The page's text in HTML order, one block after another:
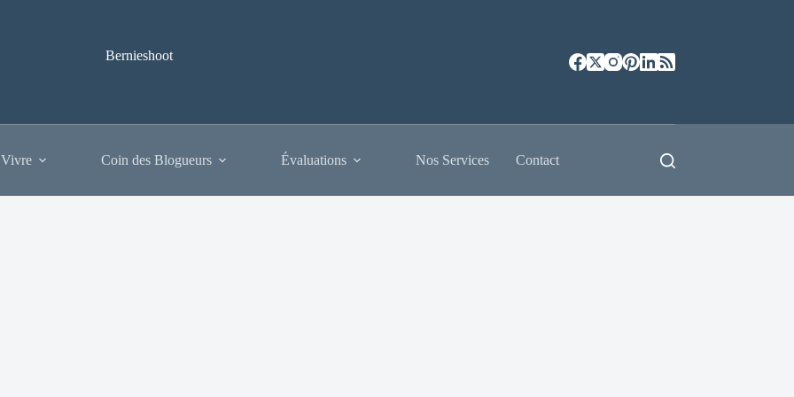
Bernieshoot
Coin des Blogueurs Évaluations Nos Services Contact